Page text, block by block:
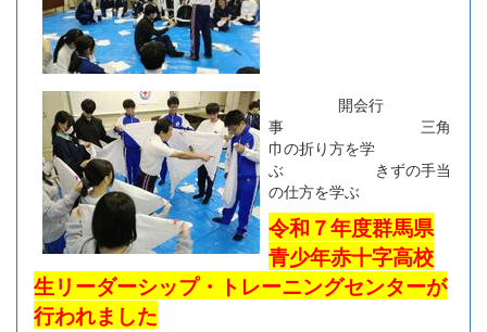
開会行
事 三角
巾の折り方を学
ぶ きずの手当
の仕方を学ぶ
令和７年度群馬県
青少年赤十字高校
生リーダーシップ・トレーニングセンターが
行われました